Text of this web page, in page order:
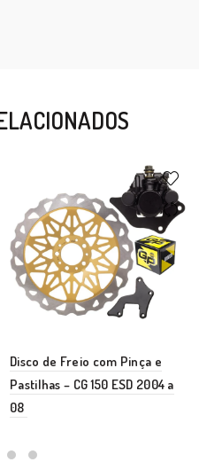
Disco de Freio com Pinça e
Pastilhas – CG 150 ESD 2004 a
08